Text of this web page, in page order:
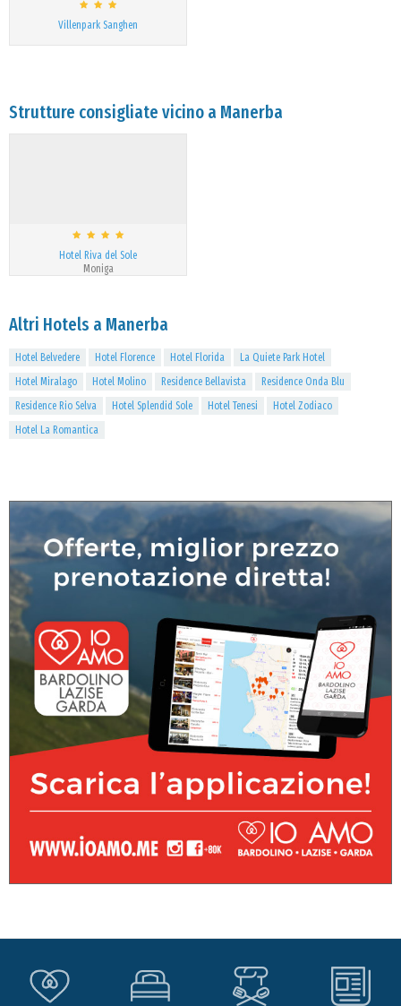
Villenpark Sanghen
Strutture consigliate vicino a Manerba
Hotel Riva del Sole
Moniga
Altri Hotels a Manerba
Hotel Belvedere Hotel Florence Hotel Florida
La Quiete Park Hotel
Hotel Miralago
Hotel Molino Residence Bellavista
Residence Onda Blu
Residence Rio Selva
Hotel Splendid Sole Hotel Tenesi
Hotel Zodiaco
Hotel La Romantica